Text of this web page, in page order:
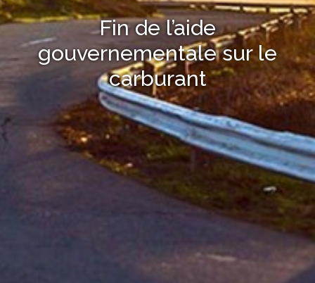
Fin de l’aide
gouvernementale sur le
carburant